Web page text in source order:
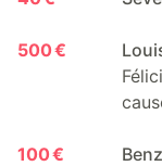
500 €
100 €